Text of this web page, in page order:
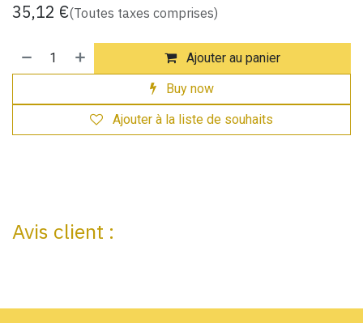
35,12 €(Toutes taxes comprises)
Ajouter au panier
Buy now
Ajouter à la liste de souhaits
Avis client :